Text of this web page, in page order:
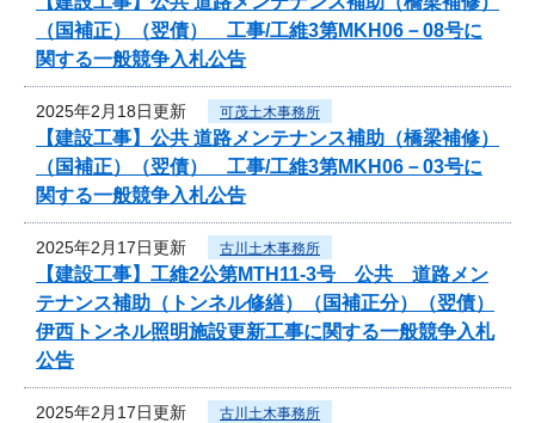
（国補正）（翌債） 工事/工維3第MKH06－08号に
関する一般競争入札公告
2025年2月18日更新 可茂土木事務所
【建設工事】公共 道路メンテナンス補助（橋梁補修）
（国補正）（翌債） 工事/工維3第MKH06－03号に
関する一般競争入札公告
2025年2月17日更新 古川土木事務所
【建設工事】工維2公第MTH11-3号 公共 道路メン
テナンス補助（トンネル修繕）（国補正分）（翌債）
伊西トンネル照明施設更新工事に関する一般競争入札
公告
2025年2月17日更新 古川土木事務所